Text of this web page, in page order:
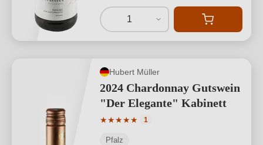
1
Hubert Müller
2024 Chardonnay Gutswein
"Der Elegante" Kabinett
★★★★★
Durchschnittliche Bewertung von 5
1
Pfalz